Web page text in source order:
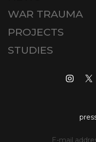
WAR TRAUMA
PROJECTS
STUDIES